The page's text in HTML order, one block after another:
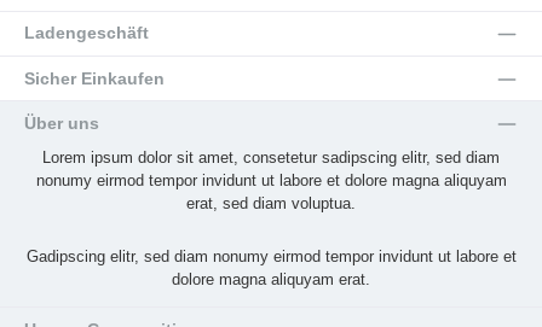
Ladengeschäft
Sicher Einkaufen
Über uns
Lorem ipsum dolor sit amet, consetetur sadipscing elitr, sed diam
nonumy eirmod tempor invidunt ut labore et dolore magna aliquyam
erat, sed diam voluptua.
Gadipscing elitr, sed diam nonumy eirmod tempor invidunt ut labore et
dolore magna aliquyam erat.